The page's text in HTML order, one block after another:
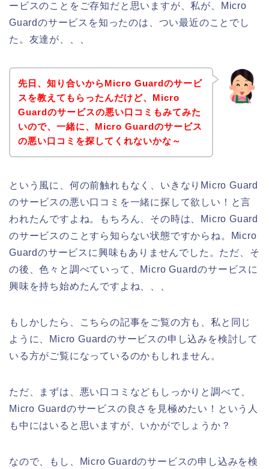
ービスのことをご存知だと思いますが、私が、Micro
Guardのサービスを知ったのは、つい最近のことでし
た。友達が、、、
先日、知り合いからMicro Guardのサービ
スを教えてもらったんだけど、Micro
Guardのサービスの悪い口コミもみてみた
いので、一緒に、Micro Guardのサービス
の悪い口コミを探してくれないかな～
という風に、何の前触れもなく、いきなりMicro Guard
のサービスの悪い口コミを一緒に探して欲しい！と言
われたんですよね。もちろん、その時は、Micro Guard
のサービスのことすら知らない状態ですからね。Micro
Guardのサービスに興味もありませんでした。ただ、そ
の後、色々と調べていって、Micro Guardのサービスに
興味を持ち始めたんですよね、、、
もしかしたら、こちらの記事をご覧の方も、私と同じ
ように、Micro Guardのサービスの申し込みを検討して
いる方がご覧になっているのかもしれません。
ただ、まずは、悪い口コミなどもしっかりと調べて、
Micro Guardのサービスの良さを見極めたい！という人
も中にはいると思いますが、いかがでしょうか？
なので、もし、Micro Guardのサービスの申し込みを検